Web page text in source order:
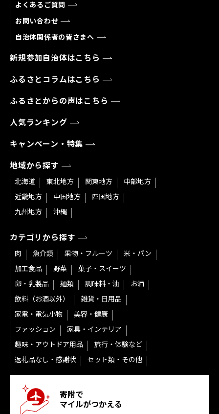
よくあるご質問
お問い合わせ
自治体関係者の皆さまへ
新規参加自治体はこちら
ふるさとコラムはこちら
ふるさとからの声はこちら
人気ランキング
キャンペーン・特集
地域から探す
北海道 東北地方 関東地方
中部地方
近畿地方
中国地方
四国地方
九州地方
沖縄
カテゴリから探す
肉 魚介類 果物・フルーツ
米・パン
加工食品
野菜
菓子・スイーツ
卵・乳製品
麺類 調味料・油
お酒
飲料（お酒以外）
雑貨・日用品
家電・電気小物
美容・健康
ファッション
家具・インテリア
趣味・アウトドア用品
旅行・体験など
返礼品なし・感謝状
セット類・その他
寄附で
マイルがつかえる